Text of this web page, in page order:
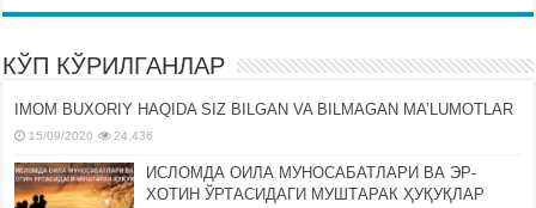
КЎП КЎРИЛГАНЛАР
IMOM BUXORIY HAQIDA SIZ BILGAN VA BILMAGAN MA’LUMOTLAR
15/09/2020 24,436
ИСЛОМДА ОИЛА МУНОСАБАТЛАРИ ВА ЭР-
ХОТИН ЎРТАСИДАГИ МУШТАРАК ҲУҚУҚЛАР